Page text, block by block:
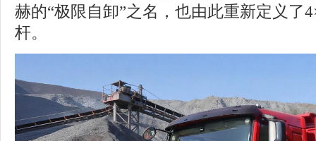
赫的“极限自卸”之名，也由此重新定义了
杆。